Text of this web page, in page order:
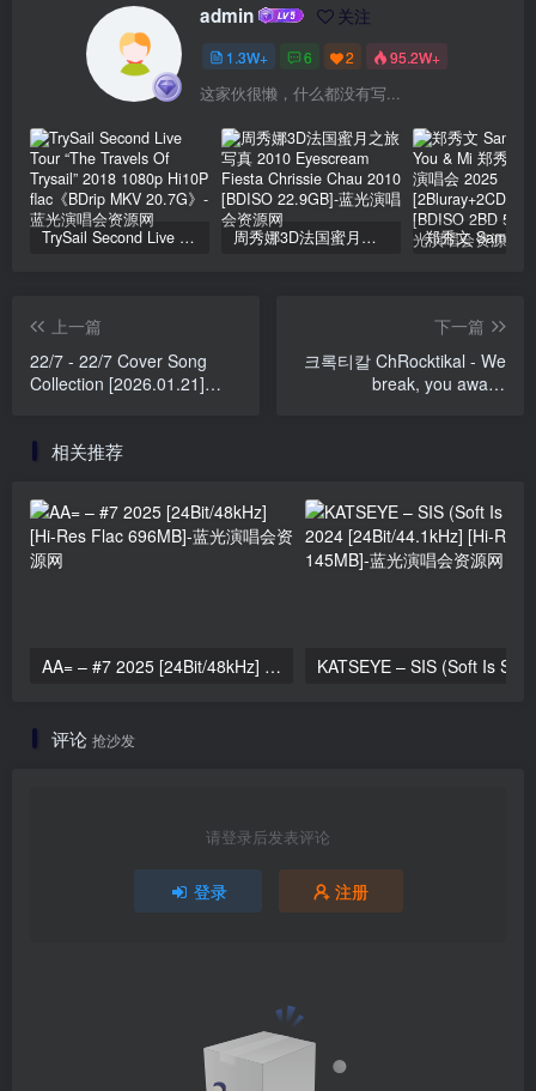
admin 关注
1.3W+ 6 2 95.2W+
这家伙很懒，什么都没有写...
TrySail Second Live Tour “The Travels Of Trysail” 2018 1080p Hi10P flac《BDrip MKV 20.7G》 周秀娜3D法国蜜月之旅写真 2010 Eyescream Fiesta Chrissie Chau 2010 [BDISO 22.9GB]
上一篇
22/7 - 22/7 Cover Song
Collection [2026.01.21]
下一篇
크록티칼 ChRocktikal - We
break, you awake
相关推荐
AA= – #7 2025 [24Bit/48kHz] [Hi-Res Flac 696MB]
评论 抢沙发
请登录后发表评论
登录 注册